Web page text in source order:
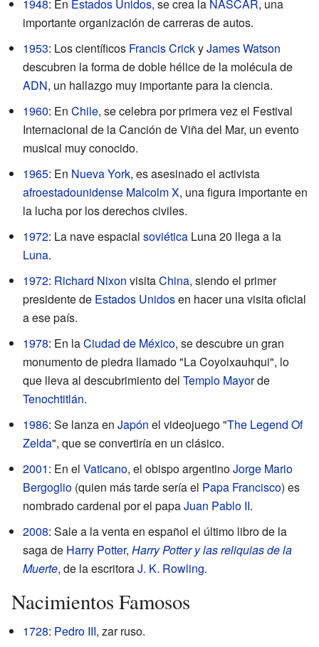
1948: En Estados Unidos, se crea la NASCAR, una
importante organización de carreras de autos.
1953: Los científicos Francis CrickyJames Watson
descubren la forma de doble hélice de la molécula de
ADN, un hallazgo muy importante para la ciencia.
1960: En Chile, se celebra por primera vez el Festival
Internacional de la Canción de Viña del Mar, un evento
musical muy conocido.
1965: En Nueva York, es asesinado el activista
afroestadounidense Malcolm X, una figura importante en
la lucha por los derechos civiles.
1972: La nave espacial soviética Luna 20 llega a la
Luna.
1972: Richard Nixon visitaChina, siendo el primer
presidente de Estados Unidosen hacer una visita oficial
a ese país.
1978: En laCiudad de México, se descubre un gran
monumento de piedra llamado "La Coyolxauhqui", lo
que lleva al descubrimiento del Templo Mayorde
Tenochtitlán.
1986: Se lanza en Japón el videojuego "The Legend Of
Zelda", que se convertiría en un clásico.
2001: En el Vaticano, el obispo argentinoJorge Mario
Bergoglio (quien más tarde sería el Papa Francisco) es
nombrado cardenal por el papaJuan Pablo II.
2008: Sale a la venta en español el último libro de la
saga de Harry Potter, Harry Potter y las reliquias de la
Muerte, de la escritoraJ. K. Rowling.
Nacimientos Famosos
1728: Pedro III, zar ruso.